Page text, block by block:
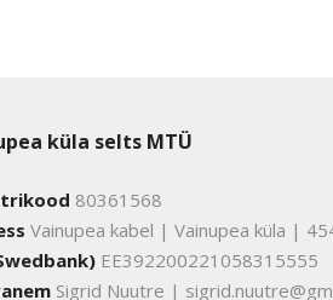
küla selts MTÜ
80361568
Vainupea kabel | Vainupea küla |
EE392200221058315555
Sigrid Nuutre |